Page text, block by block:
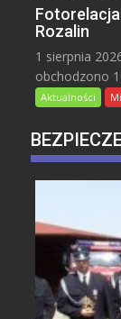
Rozalin
1 sierpnia
obchodzono
Aktualności